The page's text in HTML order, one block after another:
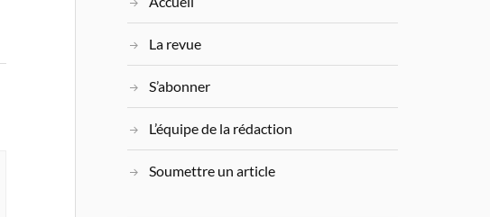
La revue
S’abonner
L’équipe de la rédaction
Soumettre un article